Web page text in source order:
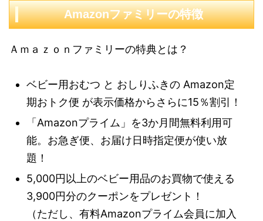
Amazonファミリーの特徴
Ａｍａｚｏｎファミリーの特典とは？
ベビー用おむつ と おしりふきの Amazon定
期おトク便 が表示価格からさらに15％割引！
「Amazonプライム」を3か月間無料利用可
能。お急ぎ便、お届け日時指定便が使い放
題！
5,000円以上のベビー用品のお買物で使える
3,900円分のクーポンをプレゼント！
（ただし、有料Amazonプライム会員に加入